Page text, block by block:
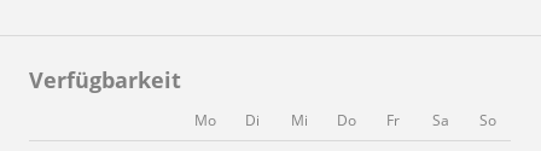
Verfügbarkeit
Mo Di Mi Do Fr Sa So